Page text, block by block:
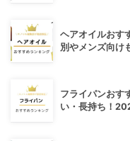
ヘアオイルおす
別やメンズ向け
フライパンおす
い・長持ち！